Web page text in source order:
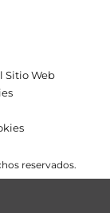
Sitio Web
reservados.